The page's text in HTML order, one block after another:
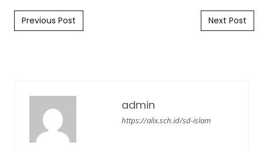
Post navigation
Previous Post Next Post
admin
https://alix.sch.id/sd-islam